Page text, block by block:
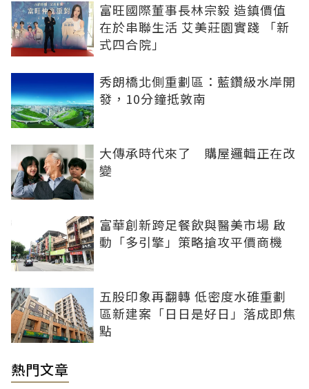
富旺國際董事長林宗毅 造鎮價值
在於串聯生活 艾美莊園實踐 「新
式四合院」
秀朗橋北側重劃區：藍鑽級水岸開
發，10分鐘抵敦南
大傳承時代來了 購屋邏輯正在改
變
富華創新跨足餐飲與醫美市場 啟
動「多引擎」策略搶攻平價商機
五股印象再翻轉 低密度水碓重劃
區新建案「日日是好日」落成即焦
點
熱門文章